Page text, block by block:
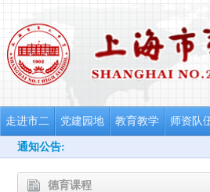
走进市二 党建园地 教育教学 师资队
通知公告:
德育课程